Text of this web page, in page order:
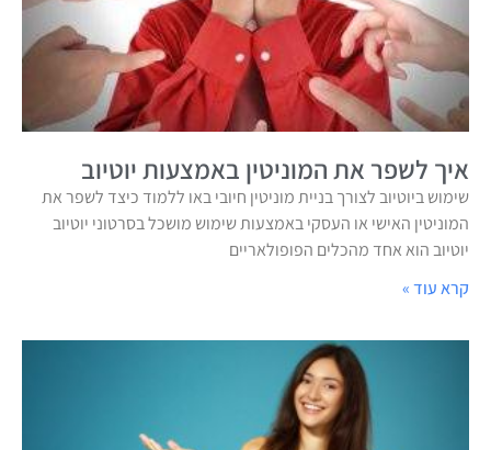
איך לשפר את המוניטין באמצעות יוטיוב
שימוש ביוטיוב לצורך בניית מוניטין חיובי באו ללמוד כיצד לשפר את
המוניטין האישי או העסקי באמצעות שימוש מושכל בסרטוני יוטיוב
יוטיוב הוא אחד מהכלים הפופולאריים
קרא עוד »